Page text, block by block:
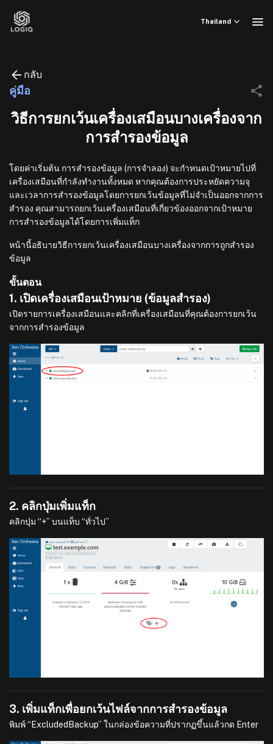
Thailand
กลับ
คู่มือ
วิธีการยกเว้นเครื่องเสมือนบางเครื่องจาก
การสำรองข้อมูล
โดยค่าเริ่มต้น การสำรองข้อมูล (การจำลอง) จะกำหนดเป้าหมายไปที่
เครื่องเสมือนที่กำลังทำงานทั้งหมด หากคุณต้องการประหยัดความจุ
และเวลาการสำรองข้อมูลโดยการยกเว้นข้อมูลที่ไม่จำเป็นออกจากการ
สำรอง คุณสามารถยกเว้นเครื่องเสมือนที่เกี่ยวข้องออกจากเป้าหมาย
การสำรองข้อมูลได้โดยการเพิ่มแท็ก
หน้านี้อธิบายวิธีการยกเว้นเครื่องเสมือนบางเครื่องจากการถูกสำรอง
ข้อมูล
ขั้นตอน
1. เปิดเครื่องเสมือนเป้าหมาย (ข้อมูลสำรอง)
เปิดรายการเครื่องเสมือนและคลิกที่เครื่องเสมือนที่คุณต้องการยกเว้น
จากการสำรองข้อมูล
2. คลิกปุ่มเพิ่มแท็ก
คลิกปุ่ม “+” บนแท็บ “ทั่วไป”
3. เพิ่มแท็กเพื่อยกเว้นไฟล์จากการสำรองข้อมูล
พิมพ์ “ExcludedBackup” ในกล่องข้อความที่ปรากฏขึ้นแล้วกด Enter